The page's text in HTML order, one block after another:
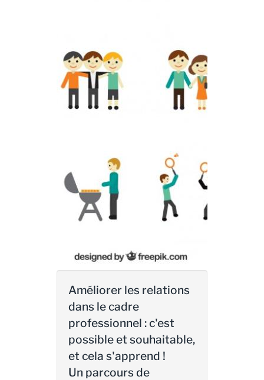
Améliorer les relations
dans le cadre
professionnel : c'est
possible et souhaitable,
et cela s'apprend !
Un parcours de